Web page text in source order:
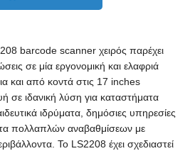
barcode scanner χειρός παρέχει
σε μία εργονομική και ελαφριά
και από κοντά στις 17 inches
σε ιδανική λύση για καταστήματα
ιδρύματα, δημόσιες υπηρεσίες
πολλαπλών αναβαθμίσεων με
Το LS2208 έχει σχεδιαστεί